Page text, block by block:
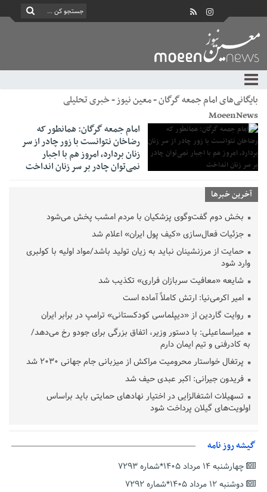
بایگانی‌های امام جمعه گرگان - معین نیوز - خبری تحلیلی
MoeenNews
امام جمعه گرگان: همانطور که
رضاخان نتوانست با زور چادر از سر
زنان بردارد، امروز هم با اجبار
نمی‌توان چادر بر سر زنان انداخت
آخرین خبرها
بخش دوم گفت‌وگوی پزشکیان با مردم امشب پخش می‌شود
جزئیات فعال‌سازی «کیف پول ایران» اعلام شد
حمایت از مرزنشینان نباید به زیان تولید باشد/مواد اولیه با کولبری
وارد شود
شایعه «معافیت سربازان فراری» تکذیب شد
امیر اکرمی‌نیا: ارتش کاملاً آماده است
روایت گاردین از «دیپلماسی کودکستانی» ترامپ در برابر ایران
میراسماعیلی: با دستور وزیر، اتفاق بزرگی برای جودو رخ می‌دهد/
به کادرفنی و تیم ایمان دارم
پرتغال خواستار محرومیت مراکش از میزبانی جام جهانی ۲۰۳۰ شد
فریدون جیرانی: اکبر عبدی حیف شد
تسهیلات اشتغالزایی در اختیار نهادهای حمایتی باید براساس
اولویت‌های گیلان پرداخت شود
دفتر رهبر انقلاب: مطالب خارج از مراجع رسمی فاقد سندیت است
بقائی: فضای مذاکرات فنی و سیاسی ایران و عمان درباره تنگه هرمز،
مثبت است
گیشه روز نامه
چهارشنبه ۱۴ مرداد ۱۴۰۵*شماره ۷۲۹۳
دوشنبه ۱۲ مرداد ۱۴۰۵*شماره ۷۲۹۲